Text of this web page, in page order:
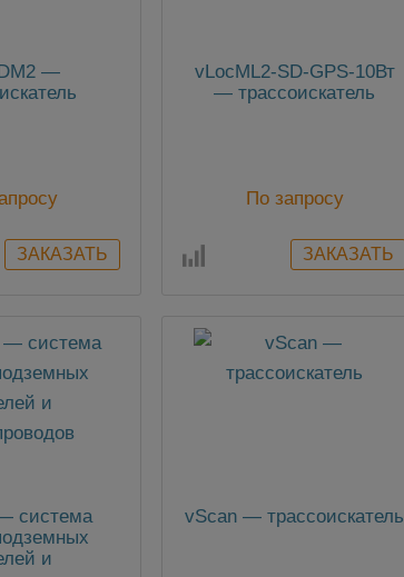
—
vLocML2-SD-GPS-10Вт
— трассоискатель
По запросу
система
и
vScan — трассоискатель